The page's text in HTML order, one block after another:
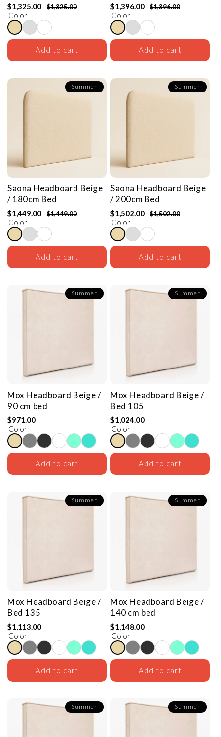
$1,325.00 $1,325.00
Color
Add to cart
$1,396.00 $1,396.00
Color
Add to cart
Summer
Saona Headboard Beige
/ 180cm Bed
$1,449.00 $1,449.00
Color
Add to cart
Summer
Saona Headboard Beige
/ 200cm Bed
$1,502.00 $1,502.00
Color
Add to cart
Summer
Mox Headboard Beige /
90 cm bed
$971.00
Color
Add to cart
Summer
Mox Headboard Beige /
Bed 105
$1,024.00
Color
Add to cart
Summer
Mox Headboard Beige /
Bed 135
$1,113.00
Color
Add to cart
Summer
Mox Headboard Beige /
140 cm bed
$1,148.00
Color
Add to cart
Summer Summer